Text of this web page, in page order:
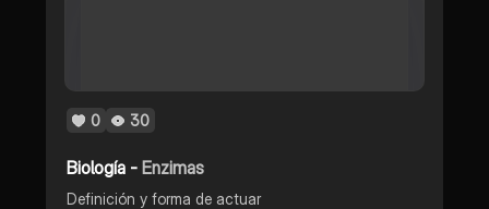
0 30
Biología -Enzimas
Definición y forma de actuar